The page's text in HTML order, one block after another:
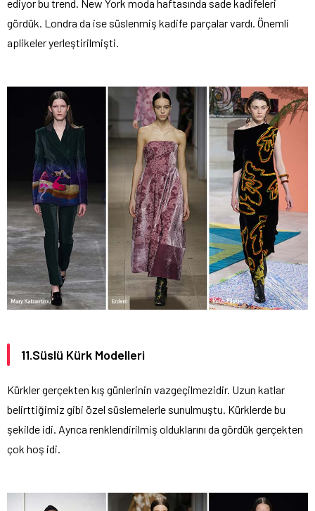
ediyor bu trend. New York moda haftasında sade kadifeleri
gördük. Londra da ise süslenmiş kadife parçalar vardı. Önemli
aplikeler yerleştirilmişti.
11.Süslü Kürk Modelleri
Kürkler gerçekten kış günlerinin vazgeçilmezidir. Uzun katlar
belirttiğimiz gibi özel süslemelerle sunulmuştu. Kürklerde bu
şekilde idi. Ayrıca renklendirilmiş olduklarını da gördük gerçekten
çok hoş idi.